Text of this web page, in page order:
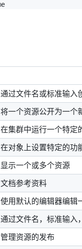
通过文件名或标准输入
将一个资源公开为一个
在集群中运行一个特定
在对象上设置特定的功
显示一个或多个资源
文档参考资料
使用默认的编辑器编辑
通过文件名，标准输入
管理资源的发布